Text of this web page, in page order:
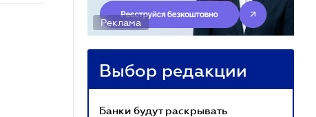
Реклама
Выбор редакции
Банки будут раскрывать